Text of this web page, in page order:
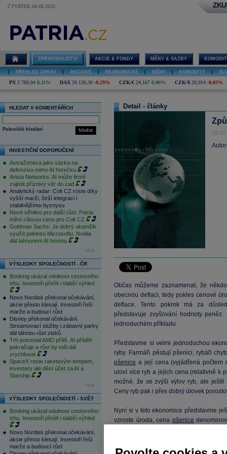
ČTVRTEK 06.08.2026
ZPRAVODAJSTVÍ AKCIE & FONDY MĚNY & SAZBY
PŘEHLED ZPRÁV AKCIOVÉ EKONOMICKÉ MĚNY KOMODITY
PX 2 769,04 0,11% DAX 26 126,30 -0,29% CZK/€ 24,167 0,00% CZK/$ 20,914 -0,03%
HLEDAT V KOMENTÁŘÍCH
hledat
Pokročilé hledání
INVESTIČNÍ DOPORUČENÍ
AstraZeneca jako sázka na
defenzivu mimo AI horečku
Arista Networks: AI může firmě
zajistit příznivý vítr do zad
Analytický radar: Colt CZ roste díky
vyšší marži, širší integraci i
stabilnějšímu byznysu
Nové střelivo pro další růst. Patria
mění cílovou cenu pro Colt CZ
Goldman Sachs: Je dobrý okamžik
využít poklesu Microsoftu. Nvidia
dál tahounem AI boomu
více...
VÝSLEDKY SPOLEČNOSTÍ - ČR
Booking ukázal odolnost cestovního
trhu. Investoři přešli i slabší výhled
Novo Nordisk překonal očekávání,
akcie přesto klesají. Investoři řeší
marže a budoucí růst
Disney překonal očekávání.
Streamovací služby i zábavní parky
dál táhnou růst zisků
Trh potrestal AMD příliš. AI příběh
pokračuje a růst by měl dál
zrychlovat
SpaceX roste raketovým tempem,
investory ale děsí účet za AI a
Starship
více...
VÝSLEDKY SPOLEČNOSTÍ - SVĚT
Booking ukázal odolnost cestovního
trhu. Investoři přešli i slabší výhled
Novo Nordisk překonal očekávání,
akcie přesto klesají. Investoři řeší
marže a budoucí růst
Detail - články
Občas můžeme zaznamenat, že
obecnou deflaci, tedy pokles cenové
deflace. Tento pokrok má za
představuje zvyšování hodnoty
jednoduchém příkladu.
Představme si velmi jednoduchou
ryby. Farmáři pěstují pšenici, rybáři
pšenice a její cena (vyjádřená počtem
uloví více ryb a jejich cena (relativně k
možné, že se zvýší výlov ryb, ale
Ceny ryb pak i přes dobrý úlovek
Nyní si v této ekonomice představme
vzroste úroda, cena pšenice
pokud se společnost rybářů a